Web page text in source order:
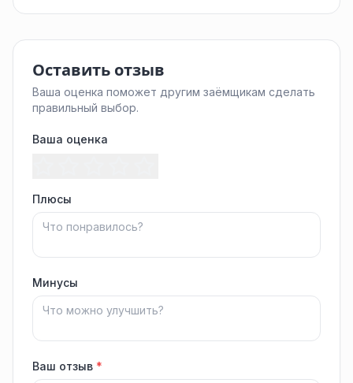
Оставить отзыв
Ваша оценка поможет другим заёмщикам сделать
правильный выбор.
Ваша оценка
Плюсы
Минусы
Ваш отзыв *